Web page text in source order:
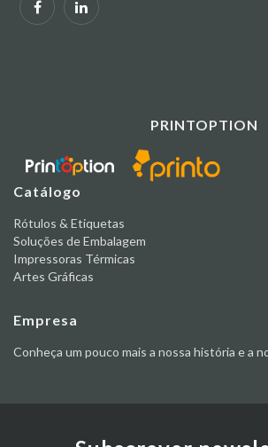
PRINTOPTION
Catálogo
Rótulos & Etiquetas
Soluções de Embalagem
Impressoras Térmicas
Artes Gráficas
Empresa
Conheça um pouco mais a nossa história e a